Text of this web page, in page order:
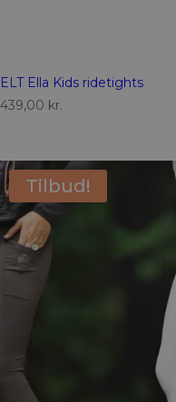
ELT Ella Kids ridetights
439,00 kr.
Tilbud!